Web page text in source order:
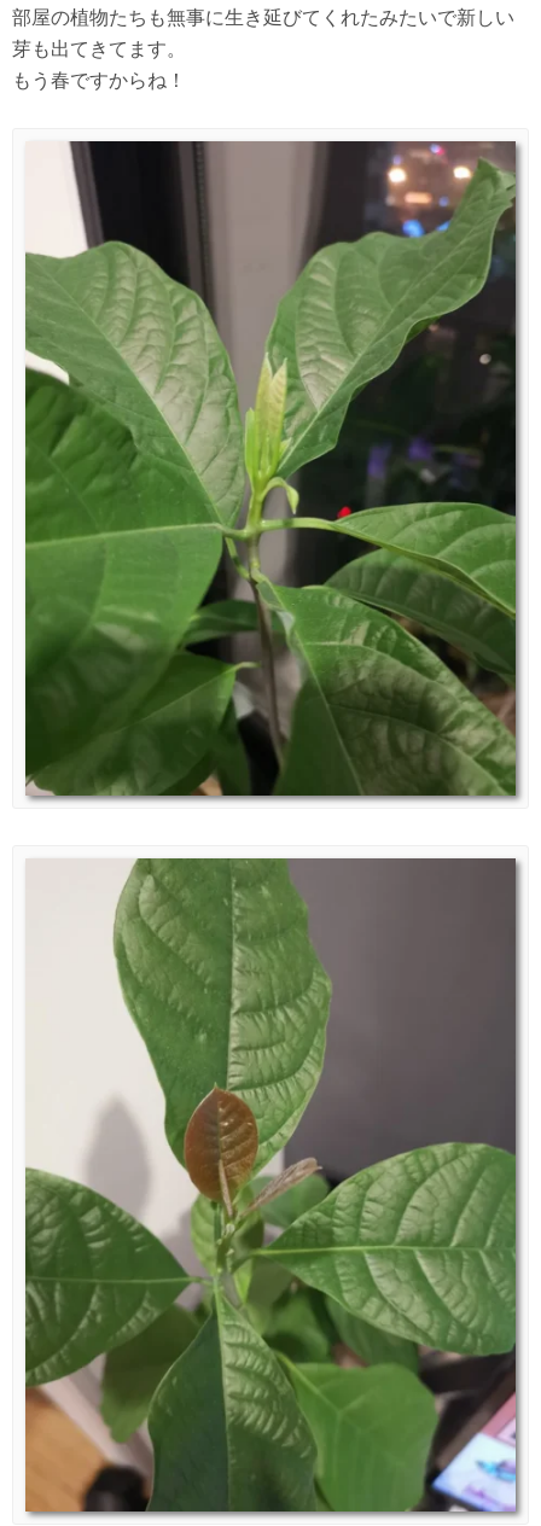
部屋の植物たちも無事に生き延びてくれたみたいで新しい
芽も出てきてます。
もう春ですからね！